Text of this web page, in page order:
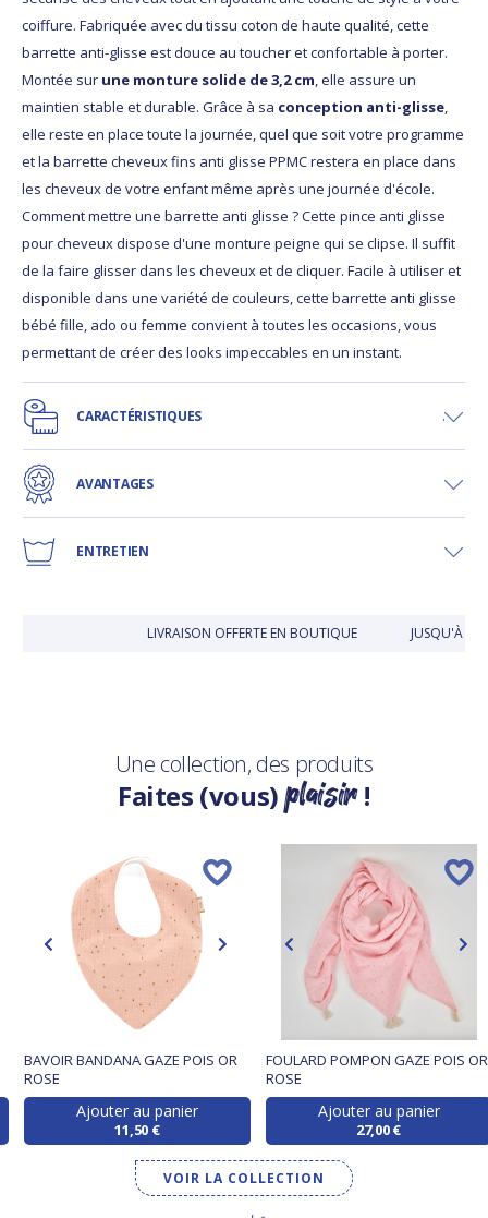
coiffure. Fabriquée avec du tissu coton de haute qualité, cette
barrette anti-glisse est douce au toucher et confortable à porter.
Montée sur une monture solide de 3,2 cm, elle assure un
maintien stable et durable. Grâce à sa conception anti-glisse,
elle reste en place toute la journée, quel que soit votre programme
et la barrette cheveux fins anti glisse PPMC restera en place dans
les cheveux de votre enfant même après une journée d'école.
Comment mettre une barrette anti glisse ? Cette pince anti glisse
pour cheveux dispose d'une monture peigne qui se clipse. Il suffit
de la faire glisser dans les cheveux et de cliquer. Facile à utiliser et
disponible dans une variété de couleurs, cette barrette anti glisse
bébé fille, ado ou femme convient à toutes les occasions, vous
permettant de créer des looks impeccables en un instant.
CARACTÉRISTIQUES
AVANTAGES
ENTRETIEN
LIVRAISON OFFERTE EN BOUTIQUE JUSQU'À 30
Une collection, des produits
Faites (vous)plaisir!
BAVOIR BANDANA GAZE POIS OR
ROSE
Ajouter au panier
11,50 €
FOULARD POMPON GAZE POIS OR
ROSE
Ajouter au panier
27,00 €
VOIR LA COLLECTION